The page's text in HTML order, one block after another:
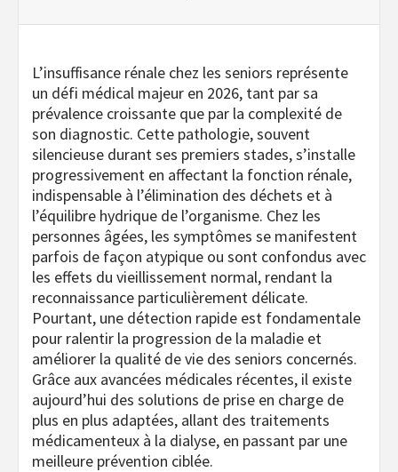
L’insuffisance rénale chez les seniors représente
un défi médical majeur en 2026, tant par sa
prévalence croissante que par la complexité de
son diagnostic. Cette pathologie, souvent
silencieuse durant ses premiers stades, s’installe
progressivement en affectant la fonction rénale,
indispensable à l’élimination des déchets et à
l’équilibre hydrique de l’organisme. Chez les
personnes âgées, les symptômes se manifestent
parfois de façon atypique ou sont confondus avec
les effets du vieillissement normal, rendant la
reconnaissance particulièrement délicate.
Pourtant, une détection rapide est fondamentale
pour ralentir la progression de la maladie et
améliorer la qualité de vie des seniors concernés.
Grâce aux avancées médicales récentes, il existe
aujourd’hui des solutions de prise en charge de
plus en plus adaptées, allant des traitements
médicamenteux à la dialyse, en passant par une
meilleure prévention ciblée.